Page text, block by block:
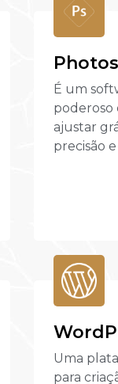
É um
poderoso
ajustar
precisão
Uma
para